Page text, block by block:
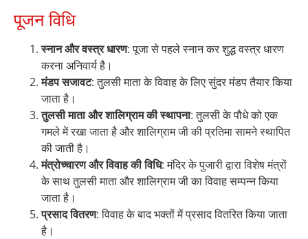
पूजन विधि
स्नान और वस्त्र धारण: पूजा से पहले स्नान कर शुद्ध वस्त्र धारण
करना अनिवार्य है।
मंडप सजावट: तुलसी माता के विवाह के लिए सुंदर मंडप तैयार किया
जाता है।
तुलसी माता और शालिग्राम की स्थापना: तुलसी के पौधे को एक
गमले में रखा जाता है और शालिग्राम जी की प्रतिमा सामने स्थापित
की जाती है।
मंत्रोच्चारण और विवाह की विधि: मंदिर के पुजारी द्वारा विशेष मंत्रों
के साथ तुलसी माता और शालिग्राम जी का विवाह सम्पन्न किया
जाता है।
प्रसाद वितरण: विवाह के बाद भक्तों में प्रसाद वितरित किया जाता
है।